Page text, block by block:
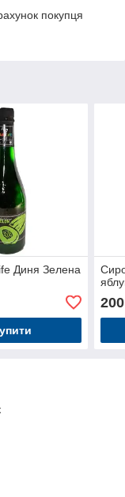
покупця
Диня Зелена
200